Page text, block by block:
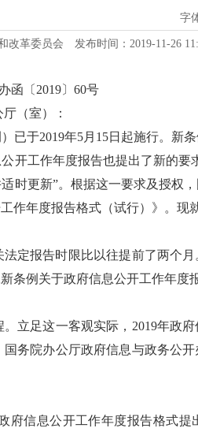
字
改革委员会 发布时间：2019-11-26
函〔2019〕60号
（室）：
已于2019年5月15日起施行。新
开工作年度报告也提出了新的要
时更新”。根据这一要求及授权
作年度报告格式（试行）》。现
定报告时限比以往提前了两个
条例关于政府信息公开工作年度
立足这一客观实际，2019年政
务院办公厅政府信息与政务公
府信息公开工作年度报告格式